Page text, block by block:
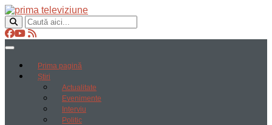
Prima pagină
Știri
Actualitate
Evenimente
Interviu
Politic